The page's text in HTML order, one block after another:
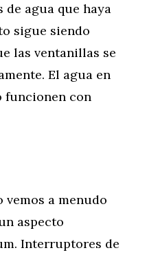
de agua que haya
sigue siendo
las ventanillas se
El agua en
funcionen con
a menudo
aspecto
Interruptores de